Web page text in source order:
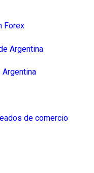
Forex
Argentina
Argentina
de comercio